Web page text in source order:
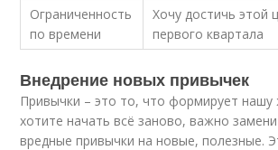
Ограниченность
по времени
Хочу достичь этой
первого квартала
Внедрение новых привычек
Привычки – это то, что формирует нашу
хотите начать всё заново, важно
вредные привычки на новые, полезные.